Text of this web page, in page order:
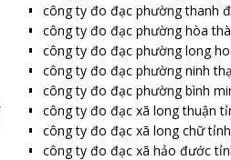
công ty đo đạc phường thanh
công ty đo đạc phường hòa
công ty đo đạc phường long
công ty đo đạc phường ninh
công ty đo đạc phường bình
công ty đo đạc xã long thuận
công ty đo đạc xã long chữ
công ty đo đạc xã hảo đước